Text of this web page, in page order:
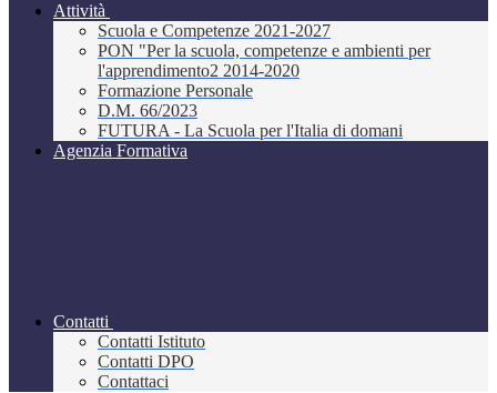
Attività
Scuola e Competenze 2021-2027
PON "Per la scuola, competenze e ambienti per
l'apprendimento2 2014-2020
Formazione Personale
D.M. 66/2023
FUTURA - La Scuola per l'Italia di domani
Agenzia Formativa
Contatti
Contatti Istituto
Contatti DPO
Contattaci